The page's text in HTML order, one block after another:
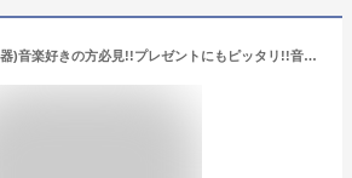
ブローチ/(ミニ楽器)音楽好きの方必見!!プレゼントにもピッタリ!!音楽ミュージックピンブローチバッジ クラシックコンサート フォーマルアクセサリー 入学式 発表会 小さめ カジュアル ピアノ バイオリン フルート サックス ハープ ト音記号